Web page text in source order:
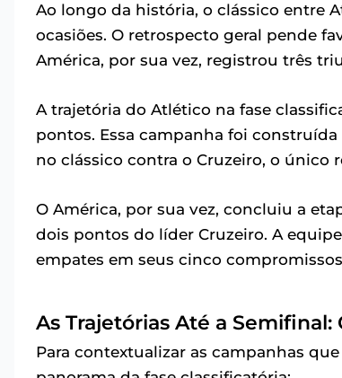
Ao longo da história, o clássico entre
ocasiões. O retrospecto geral pende
América, por sua vez, registrou três
A trajetória do Atlético na fase
pontos. Essa campanha foi
no clássico contra o Cruzeiro, o único
O América, por sua vez, concluiu a
dois pontos do líder Cruzeiro. A
empates em seus cinco
As Trajetórias Até a
Para contextualizar as campanhas